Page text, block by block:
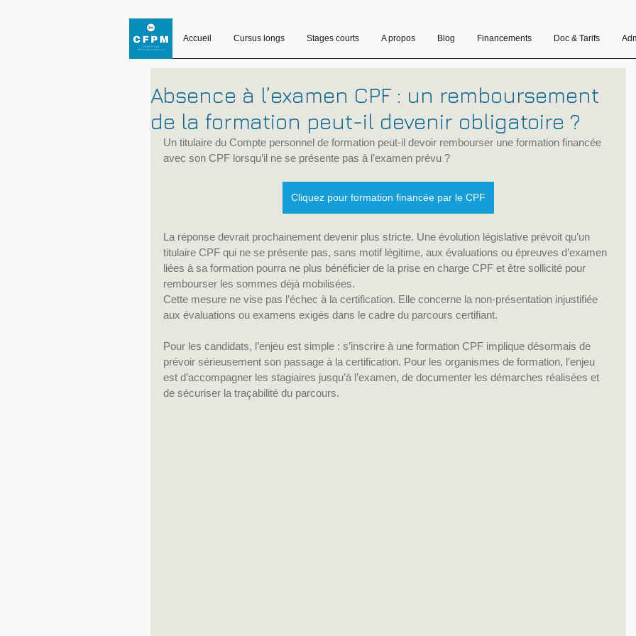
Accueil Cursus longs Stages courts A propos Blog Financements Doc & Tarifs
Absence à l’examen CPF : un remboursement
de la formation peut-il devenir obligatoire ?
Un titulaire du Compte personnel de formation peut-il devoir rembourser une formation financée
avec son CPF lorsqu’il ne se présente pas à l’examen prévu ?
Cliquez pour formation financée par le CPF
La réponse devrait prochainement devenir plus stricte. Une évolution législative prévoit qu’un
titulaire CPF qui ne se présente pas, sans motif légitime, aux évaluations ou épreuves d’examen
liées à sa formation pourra ne plus bénéficier de la prise en charge CPF et être sollicité pour
rembourser les sommes déjà mobilisées.
Cette mesure ne vise pas l’échec à la certification. Elle concerne la non-présentation injustifiée
aux évaluations ou examens exigés dans le cadre du parcours certifiant.
Pour les candidats, l’enjeu est simple : s’inscrire à une formation CPF implique désormais de
prévoir sérieusement son passage à la certification. Pour les organismes de formation, l’enjeu
est d’accompagner les stagiaires jusqu’à l’examen, de documenter les démarches réalisées et
de sécuriser la traçabilité du parcours.